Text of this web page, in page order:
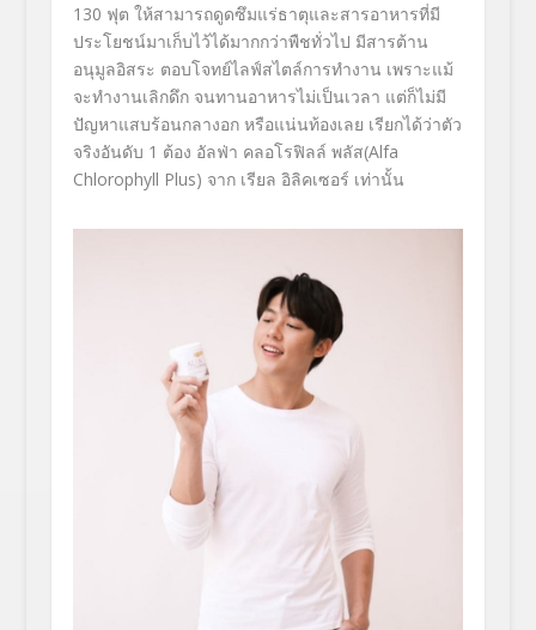
130 ฟุต ให้สามารถดูดซึมแร่ธาตุและสารอาหารที่มี
ประโยชน์มาเก็บไว้ได้มากกว่าพืชทั่วไป มีสารต้าน
อนุมูลอิสระ ตอบโจทย์ไลฟ์สไตล์การทำงาน เพราะแม้
จะทำงานเลิกดึก จนทานอาหารไม่เป็นเวลา แต่ก็ไม่มี
ปัญหาแสบร้อนกลางอก หรือแน่นท้องเลย เรียกได้ว่าตัว
จริงอันดับ 1 ต้อง อัลฟ่า คลอโรฟิลล์ พลัส(Alfa
Chlorophyll Plus) จาก เรียล อิลิคเซอร์ เท่านั้น